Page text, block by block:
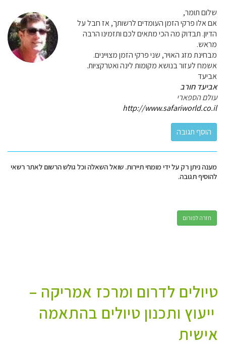
שלום תומר,
אם אלו פרקי הזמן העומדים לרשותך, אז חבל על
הדיון. תבדוק מה הכי מתאים לכם ותזמינו הרבה
מראש.
מבחינת מזג האויר, שני פרקי הזמן מצויינים.
אשמח לעזור בנושא מקומות לינה ואטרקציות.
אביעד
אביעד חורב
עולם הספארי
http://www.safariworld.co.il
מענה ניתן רק על ידי מומחי תיירות. שואל השאלה וכל גולש הרשום לאתר רשאי
להוסיף תגובה.
חזרה לפורום
טיולים לדרום ומרכז אמריקה –
ייעוץ ותכנון טיולים בהתאמה
אישית